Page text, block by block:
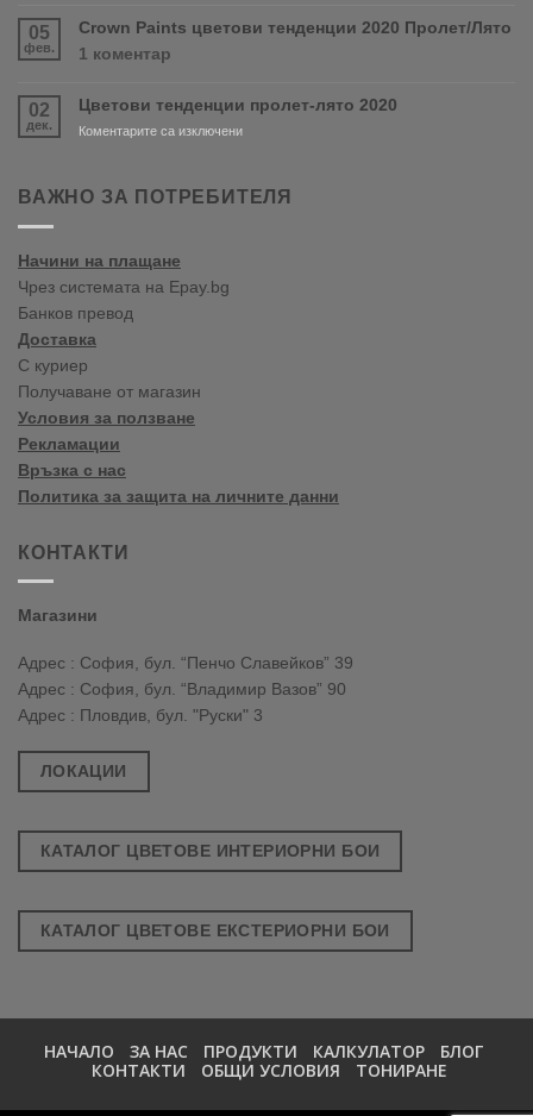
PURDY!
05
фев.
Crown Paints цветови тенденции 2020 Пролет/Лято
1 коментар
цветови
тенденции
Лято
02
дек.
Цветови тенденции пролет-лято 2020
Коментарите са изключениза
пролет-
ВАЖНО ЗА ПОТРЕБИТЕЛЯ
Начини на плащане
Чрез системата на Epay.bg
Банков превод
Доставка
С куриер
Получаване от магазин
Условия за ползване
Рекламации
Връзка с нас
Политика за защита на личните данни
КОНТАКТИ
Магазини
Адрес : София, бул. “Пенчо Славейков” 39
Адрес : София, бул. “Владимир Вазов” 90
Адрес : Пловдив, бул. "Руски" 3
ЛОКАЦИИ
КАТАЛОГ ЦВЕТОВЕ ИНТЕРИОРНИ БОИ
КАТАЛОГ ЦВЕТОВЕ ЕКСТЕРИОРНИ БОИ
НАЧАЛО ЗА НАС ПРОДУКТИ КАЛКУЛАТОР
БЛОГ
КОНТАКТИ
ОБЩИ УСЛОВИЯ ТОНИРАНЕ